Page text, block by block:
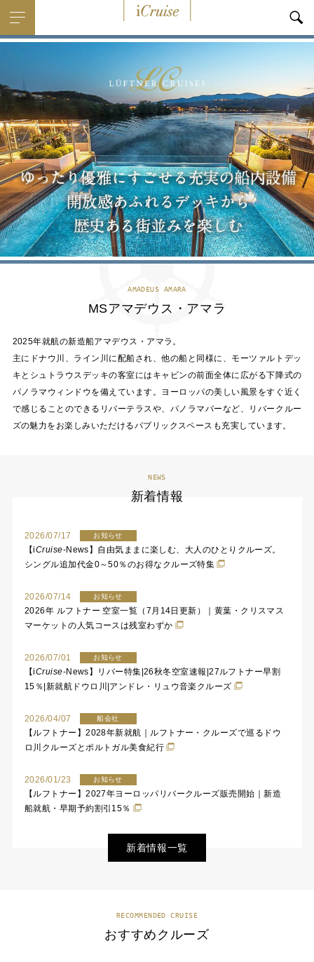
AMADEUS AMARA
MSアマデウス・アマラ
2025年就航の新造船アマデウス・アマラ。
主にドナウ川、ライン川に配船され、他の船と同様に、モーツァルトデッ
キとシュトラウスデッキの客室にはキャビンの前面全体に広がる下降式の
パノラマウィンドウを備えています。ヨーロッパの美しい風景をすぐ近く
で感じることのできるリバーテラスや、パノラマバーなど、リバークルー
ズの魅力をお楽しみいただけるパブリックスペースも充実しています。
NEWS
新着情報
2026/07/17 お知らせ
【iCruise-News】自由気ままに楽しむ、大人のひとりクルーズ。
シングル追加代金0～50％のお得なクルーズ特集
2026/07/14 お知らせ
2026年 ルフトナー 空室一覧（7月14日更新）｜黄葉・クリスマス
マーケットの人気コースは残室わずか
2026/07/01 お知らせ
【iCruise-News】リバー特集|26秋冬空室速報|27ルフトナー早割
15％|新就航ドウロ川|アンドレ・リュウ音楽クルーズ
2026/04/07 船会社
【ルフトナー】2028年新就航｜ルフトナー・クルーズで巡るドウ
ロ川クルーズとポルトガル美食紀行
2026/01/23 お知らせ
【ルフトナー】2027年ヨーロッパリバークルーズ販売開始｜新造
船就航・早期予約割引15％
新着情報一覧
RECOMMENDED CRUISE
おすすめクルーズ